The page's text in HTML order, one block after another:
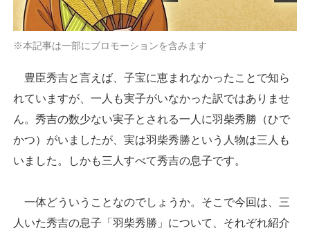
※本記事は一部にプロモーションを含みます
豊臣秀吉と言えば、子宝に恵まれなかったことで知ら
れていますが、一人も実子がいなかった訳ではありませ
ん。秀吉の数少ない実子とされる一人に羽柴秀勝（ひで
かつ）がいましたが、実は羽柴秀勝という人物は三人も
いました。しかも三人すべて秀吉の息子です。
一体どういうことなのでしょうか。そこで今回は、三
人いた秀吉の息子「羽柴秀勝」について、それぞれ紹介